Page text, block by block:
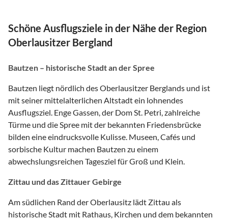
Schöne Ausflugsziele in der Nähe der Region
Oberlausitzer Bergland
Bautzen – historische Stadt an der Spree
Bautzen liegt nördlich des Oberlausitzer Berglands und ist
mit seiner mittelalterlichen Altstadt ein lohnendes
Ausflugsziel. Enge Gassen, der Dom St. Petri, zahlreiche
Türme und die Spree mit der bekannten Friedensbrücke
bilden eine eindrucksvolle Kulisse. Museen, Cafés und
sorbische Kultur machen Bautzen zu einem
abwechslungsreichen Tagesziel für Groß und Klein.
Zittau und das Zittauer Gebirge
Am südlichen Rand der Oberlausitz lädt Zittau als
historische Stadt mit Rathaus, Kirchen und dem bekannten